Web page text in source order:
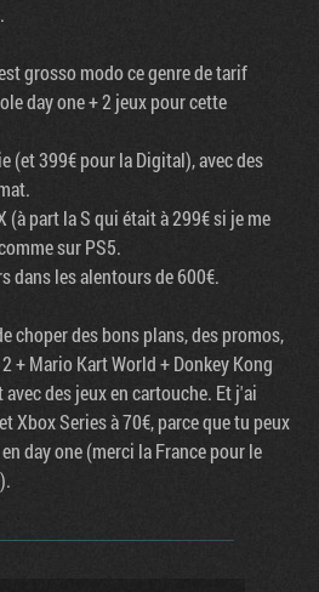
grosso modo ce genre de tarif
day one + 2 jeux pour cette
(et 399€ pour la Digital), avec des
(à part la S qui était à 299€ si je me
sur PS5.
dans les alentours de 600€.
choper des bons plans, des promos,
+ Mario Kart World + Donkey Kong
des jeux en cartouche. Et j'ai
Xbox Series à 70€, parce que tu peux
day one (merci la France pour le